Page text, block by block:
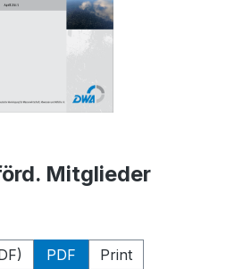
Mitglieder
PDF Print